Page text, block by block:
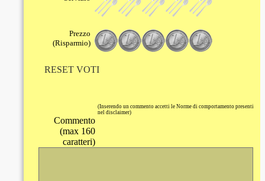
Prezzo
(Risparmio)
RESET VOTI
(Inserendo un commento accetti le Norme di comportamento presenti
nel disclaimer)
Commento
(max 160
caratteri)